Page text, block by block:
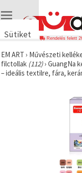
Sütiket
🍪 Cookie-
kat és
hasonló
Rendelés felett
EM ART › Művészeti
filctollak (112)› GuangNa
– ideális textilre, fára,